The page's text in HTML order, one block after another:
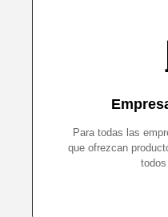
Para todas las
que ofrezcan
todos